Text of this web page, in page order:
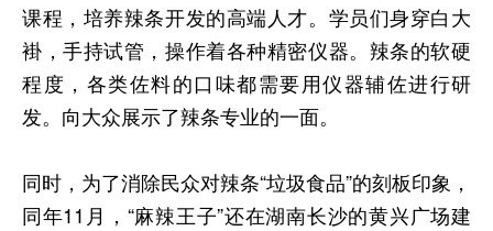
课程，培养辣条开发的高端人才。学员们身穿白大
褂，手持试管，操作着各种精密仪器。辣条的软硬
程度，各类佐料的口味都需要用仪器辅佐进行研
发。向大众展示了辣条专业的一面。
同时，为了消除民众对辣条“垃圾食品”的刻板印象，
同年11月，“麻辣王子”还在湖南长沙的黄兴广场建